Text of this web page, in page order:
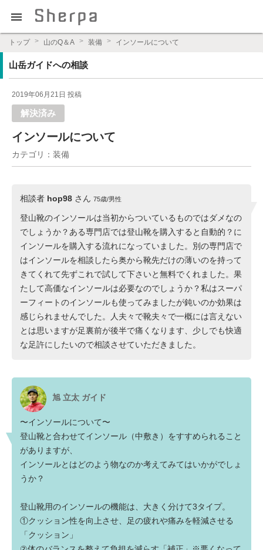

プロの登山ガイドによる登山学習QAサイト【Sherpajp（シェ
トップ 山のQ＆A 装備 インソールについて
山岳ガイドへの相談
2019年06月21日 投稿
解決済み
インソールについて
カテゴリ：装備
相談者 hop98 さん 75歳/男性
登山靴のインソールは当初からついているものではダメなの
でしょうか？ある専門店では登山靴を購入すると自動的？に
インソールを購入する流れになっていました。別の専門店で
はインソールを相談したら奥から靴先だけの薄いのを持って
きてくれて先ずこれで試して下さいと無料でくれました。果
たして高価なインソールは必要なのでしょうか？私はスーパ
ーフィートのインソールも使ってみましたが鈍いのか効果は
感じられませんでした。人夫々で靴夫々で一概には言えない
とは思いますが足裏前が後半で痛くなります、少しでも快適
な足許にしたいので相談させていただきました。
旭 立太 ガイド
〜インソールについて〜
登山靴と合わせてインソール（中敷き）をすすめられること
がありますが、
インソールとはどのよう物なのか考えてみてはいかがでしょ
うか？
登山靴用のインソールの機能は、大きく分けて3タイプ。
①クッション性を向上させ、足の疲れや痛みを軽減させる
「クッション」